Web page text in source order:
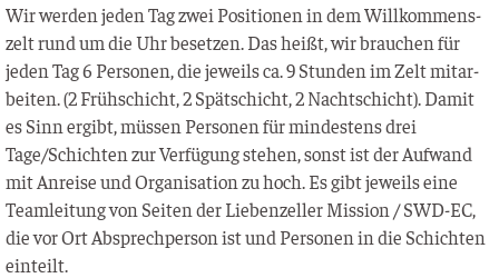
Wir wer­den jeden Tag zwei Posi­tio­nen in dem Will­kom­mens­
zelt rund um die Uhr beset­zen. Das heißt, wir brau­chen für
jeden Tag 6 Per­so­nen, die jeweils ca. 9 Stun­den im Zelt mit­ar­
bei­ten. (2 Früh­schicht, 2 Spät­schicht, 2 Nacht­schicht). Damit
es Sinn ergibt, müs­sen Per­so­nen für min­des­tens drei
Tage/Schichten zur Ver­fü­gung ste­hen, sonst ist der Auf­wand
mit Anrei­se und Orga­ni­sa­ti­on zu hoch. Es gibt jeweils eine
Team­lei­tung von Sei­ten der Lie­ben­zel­ler Mis­si­on / SWD-EC,
die vor Ort Absprech­per­son ist und Per­so­nen in die Schich­ten
einteilt.